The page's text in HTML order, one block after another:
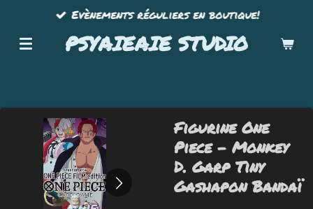
contenu
PSYAIEAIE STUDIO
Evènements réguliers en boutique!
Figurine One
Piece - Monkey
D. Garp Tiny
Gashapon Bandaï